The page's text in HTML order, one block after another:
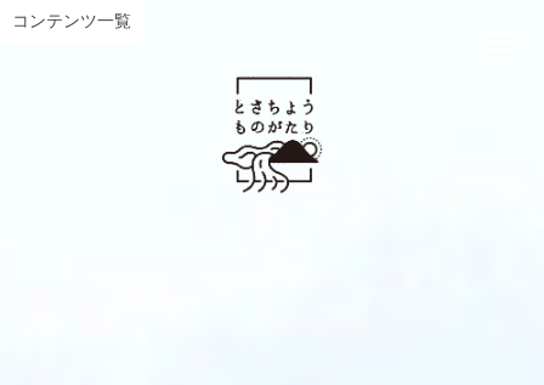
コンテンツ一覧